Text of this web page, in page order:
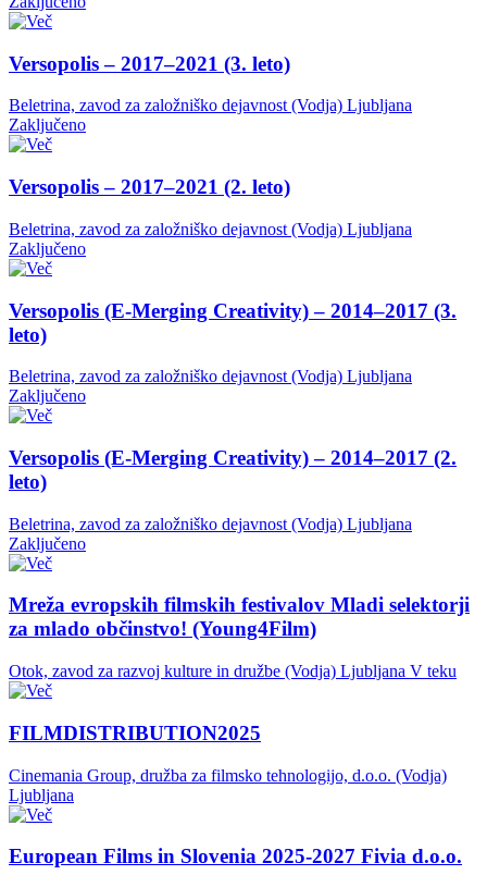
Versopolis – 2017–2021 (3. leto)
Beletrina, zavod za založniško dejavnost (Vodja) Ljubljana
Zaključeno
Versopolis – 2017–2021 (2. leto)
Beletrina, zavod za založniško dejavnost (Vodja) Ljubljana
Zaključeno
Versopolis (E-Merging Creativity) – 2014–2017 (3.
leto)
Beletrina, zavod za založniško dejavnost (Vodja) Ljubljana
Zaključeno
Versopolis (E-Merging Creativity) – 2014–2017 (2.
leto)
Beletrina, zavod za založniško dejavnost (Vodja) Ljubljana
Zaključeno
Mreža evropskih filmskih festivalov Mladi selektorji
za mlado občinstvo! (Young4Film)
Otok, zavod za razvoj kulture in družbe (Vodja) Ljubljana V teku
FILMDISTRIBUTION2025
Cinemania Group, družba za filmsko tehnologijo, d.o.o. (Vodja)
Ljubljana
European Films in Slovenia 2025-2027 Fivia d.o.o.